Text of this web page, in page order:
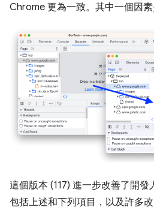
Chrome 更為一致。其中一個因素
這個版本 (117) 進一步改善了開發
包括上述和下列項目，以及許多改